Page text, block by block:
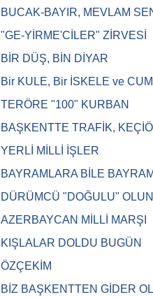
BUCAK-BAYIR, MEVLAM
"GE-YİRME'CİLER" ZİRVESİ
BİR DÜŞ, BİN DİYAR
Bir KULE, Bir İSKELE ve
TERÖRE "100" KURBAN
BAŞKENTTE TRAFİK,
YERLİ MİLLİ İŞLER
BAYRAMLARA BİLE
DÜRÜMCÜ "DOĞULU"
AZERBAYCAN MİLLİ MARŞI
KIŞLALAR DOLDU BUGÜN
ÖZÇEKİM
BİZ BAŞKENTTEN GİDER